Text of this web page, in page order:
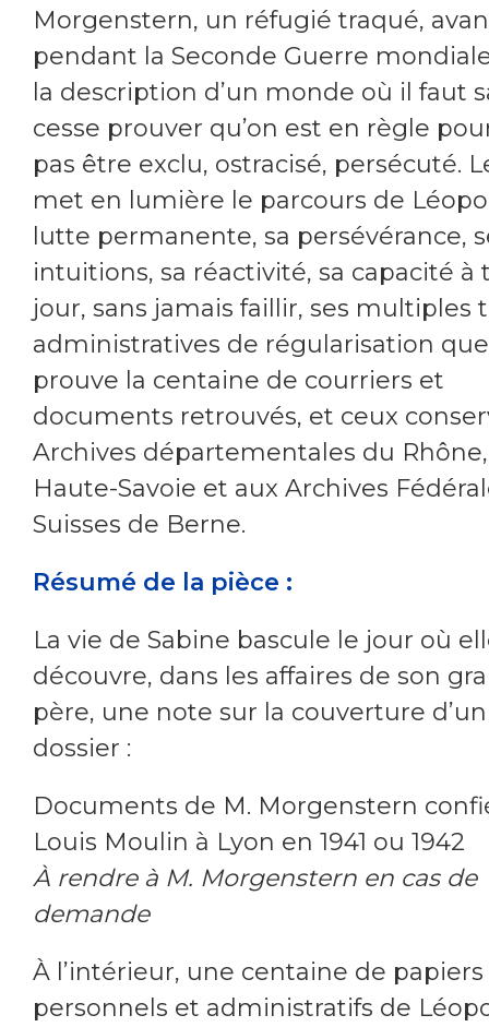
Morgenstern, un réfugié traqué,
pendant la Seconde Guerre
la description d’un monde où il faut
cesse prouver qu’on est en règle
pas être exclu, ostracisé, persécuté.
met en lumière le parcours de
lutte permanente, sa persévérance,
intuitions, sa réactivité, sa capacité à
jour, sans jamais faillir, ses multiples
administratives de régularisation que
prouve la centaine de courriers et
documents retrouvés, et ceux
Archives départementales du
Haute-Savoie et aux Archives
Suisses de Berne.
Résumé de la pièce :
La vie de Sabine bascule le jour où
découvre, dans les affaires de son
père, une note sur la couverture d’un
dossier :
Documents de M. Morgenstern
Louis Moulin à Lyon en 1941 ou 1942
À rendre à M. Morgenstern en cas de
demande
À l’intérieur, une centaine de papiers
personnels et administratifs de